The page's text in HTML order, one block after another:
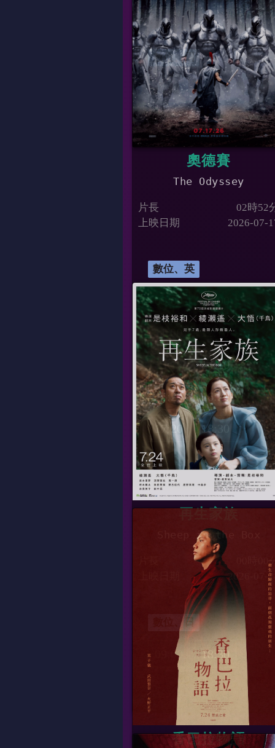
上映日期
2026-07-
數位、國
17:40
奧德賽
The Odyssey
片長
02時52
上映日期
2026-07-
數位、英
09:00 10:00
11:00 12:10
13:10 14:10
15:20 16:20
17:20 18:30
Sheep in the Box
00時00
2026-07-
數位、日
09:00 18:30
香巴拉物語